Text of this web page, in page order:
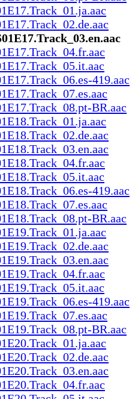
419.aac
BR.aac
419.aac
BR.aac
419.aac
BR.aac